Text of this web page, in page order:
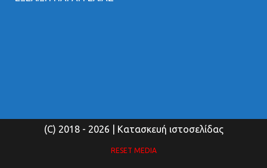
(C) 2018 - 2026 | Κατασκευή ιστοσελίδας
RESET MEDIA